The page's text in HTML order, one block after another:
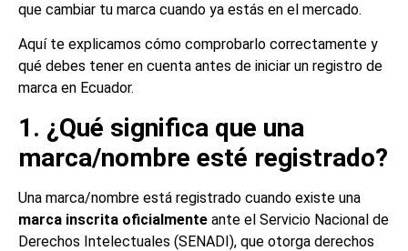
que cambiar tu marca cuando ya estás en el mercado.
Aquí te explicamos cómo comprobarlo correctamente y
qué debes tener en cuenta antes de iniciar un registro de
marca en Ecuador.
1. ¿Qué significa que una
marca/nombre esté registrado?
Una marca/nombre está registrado cuando existe una
marca inscrita oficialmente ante el Servicio Nacional de
Derechos Intelectuales (SENADI), que otorga derechos